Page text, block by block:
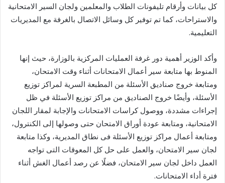
كل بيانات وأرقام تليفونات الطلاب والمعلمين ولجان السير الامتحانية
والاستراحات، كما تم توفير كل وسائل الاتصال بالغرفة مع المديريات
التعليمية.
وأكد الوزير أهمية دور غرفة العمليات المركزية بالوزارة، حيث إنها
المنوط بها متابعة سير أعمال الامتحانات أثناء وقت الامتحان،
ومتابعة خروج صناديق الأسئلة من المطبعة السرية لمراكز توزيع
الأسئلة، وأيضًا خروج الصناديق من مراكز توزيع الأسئلة في ظل
إجراءات مشددة، ووصول كراسات الامتحانات والإجابة لمقار اللجان
الامتحانية، ومتابعة عودة أوراق الامتحان حتى وصولها إلى الكنترول،
ومتابعة أعمال مراكز توزيع الأسئلة فى نطاق المديرية، وكذا متابعة
لجان سير الامتحان، والعمل على حل كل المعوقات التى تواجه
العمل داخل لجان سير الامتحان، فضلًا عن رصد أعمال الغش أثناء
فترة أداء الامتحانات.